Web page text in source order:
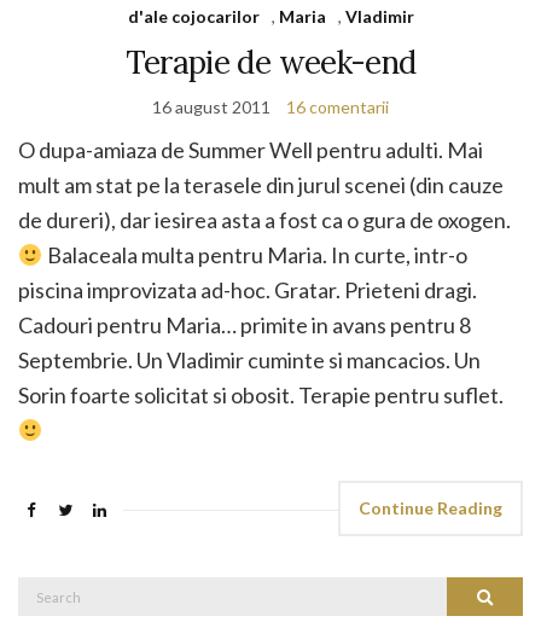
d'ale cojocarilor , Maria , Vladimir
Terapie de week-end
16 august 2011 16 comentarii
O dupa-amiaza de Summer Well pentru adulti. Mai
mult am stat pe la terasele din jurul scenei (din cauze
de dureri), dar iesirea asta a fost ca o gura de oxogen.
Balaceala multa pentru Maria. In curte, intr-o
piscina improvizata ad-hoc. Gratar. Prieteni dragi.
Cadouri pentru Maria… primite in avans pentru 8
Septembrie. Un Vladimir cuminte si mancacios. Un
Sorin foarte solicitat si obosit. Terapie pentru suflet.
Continue Reading
Search